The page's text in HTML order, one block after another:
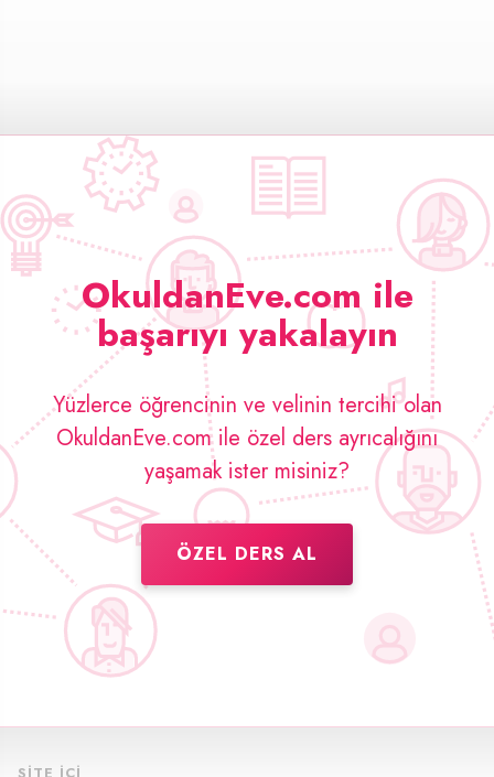
OkuldanEve.com ile
başarıyı yakalayın
Yüzlerce öğrencinin ve velinin tercihi olan
OkuldanEve.com ile özel ders ayrıcalığını
yaşamak ister misiniz?
ÖZEL DERS AL